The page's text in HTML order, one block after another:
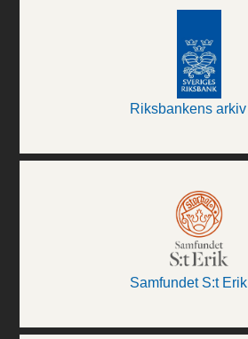
Riksbankens arkiv
Samfundet S:t Erik